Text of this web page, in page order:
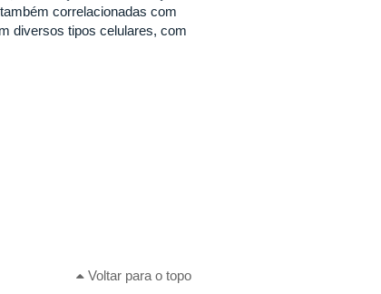
correlacionadas com
diversos tipos celulares, com
Voltar para o topo